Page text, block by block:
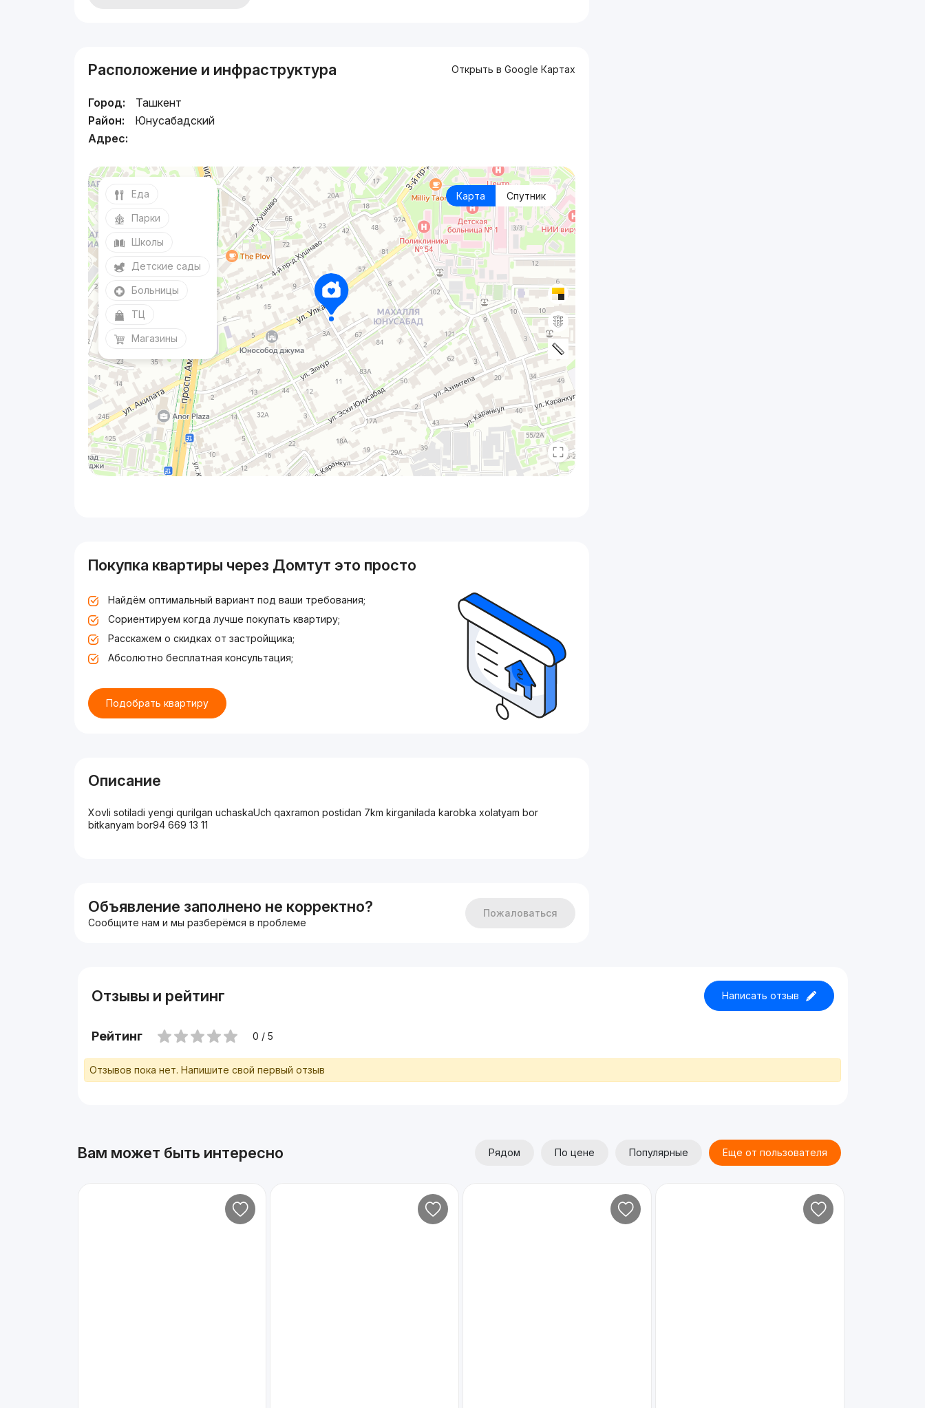
Расположение и инфраструктура Открыть в Google Картах
Город:
Ташкент
Район:
Юнусабадский
Адрес:
Карта Спутник
Еда
Парки
Школы
Детские сады
Больницы
ТЦ
Магазины
Покупка квартиры через Домтут это просто
Найдём оптимальный вариант под ваши требования;
Сориентируем когда лучше покупать квартиру;
Расскажем о скидках от застройщика;
Абсолютно бесплатная консультация;
Подобрать квартиру
Описание
Xovli sotiladi yengi qurilgan uchaskaUch qaxramon postidan 7km kirganilada karobka xolatyam bor
bitkanyam bor94 669 13 11
Объявление заполнено не корректно?
Сообщите нам и мы разберёмся в проблеме
Пожаловаться
Отзывы и рейтинг Написать отзыв
Рейтинг 0 / 5
Отзывов пока нет. Напишите свой первый отзыв
Вам может быть интересно Рядом По цене Популярные Еще от пользователя